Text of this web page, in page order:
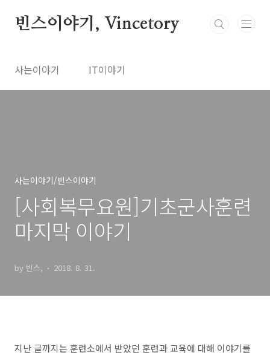
빈스이야기, Vincetory
사는이야기 IT이야기
사는이야기/빈스이야기
[사회복무요원]기초군사훈련
마지막 이야기
by 빈스, 2018. 8. 31.
지난 글까지는 훈련소에서 받았던 훈련과 교육에 대해 이야기를